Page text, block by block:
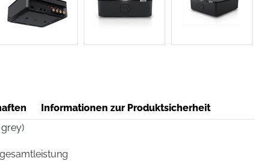
Informationen zur Produktsicherheit